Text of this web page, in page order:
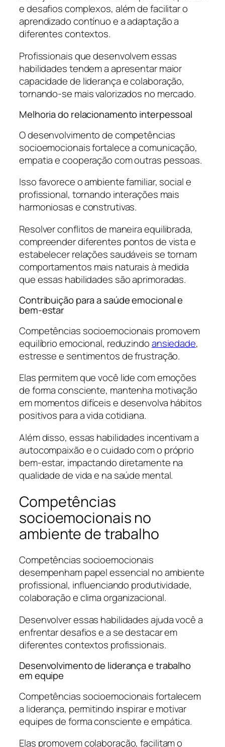
e desafios complexos, além de facilitar o
aprendizado contínuo e a adaptação a
diferentes contextos.
Profissionais que desenvolvem essas
habilidades tendem a apresentar maior
capacidade de liderança e colaboração,
tornando-se mais valorizados no mercado.
Melhoria do relacionamento interpessoal
O desenvolvimento de competências
socioemocionais fortalece a comunicação,
empatia e cooperação com outras pessoas.
Isso favorece o ambiente familiar, social e
profissional, tornando interações mais
harmoniosas e construtivas.
Resolver conflitos de maneira equilibrada,
compreender diferentes pontos de vista e
estabelecer relações saudáveis se tornam
comportamentos mais naturais à medida
que essas habilidades são aprimoradas.
Contribuição para a saúde emocional e
bem-estar
Competências socioemocionais promovem
equilíbrio emocional, reduzindoansiedade,
estresse e sentimentos de frustração.
Elas permitem que você lide com emoções
de forma consciente, mantenha motivação
em momentos difíceis e desenvolva hábitos
positivos para a vida cotidiana.
Além disso, essas habilidades incentivam a
autocompaixão e o cuidado com o próprio
bem-estar, impactando diretamente na
qualidade de vida e na saúde mental.
Competências
socioemocionais no
ambiente de trabalho
Competências socioemocionais
desempenham papel essencial no ambiente
profissional, influenciando produtividade,
colaboração e clima organizacional.
Desenvolver essas habilidades ajuda você a
enfrentar desafios e a se destacar em
diferentes contextos profissionais.
Desenvolvimento de liderança e trabalho
em equipe
Competências socioemocionais fortalecem
a liderança, permitindo inspirar e motivar
equipes de forma consciente e empática.
Elas promovem colaboração, facilitam o